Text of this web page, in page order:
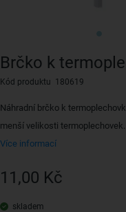
Brčko k
Kód produktu 180619
Náhradní brčko k
menší velikosti termoplechovek.
Více informací
11,00 Kč
skladem